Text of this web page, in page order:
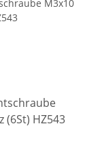
(6St) HZ543